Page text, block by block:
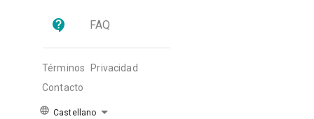
FAQ
Términos
Privacidad
Contacto
Castellano